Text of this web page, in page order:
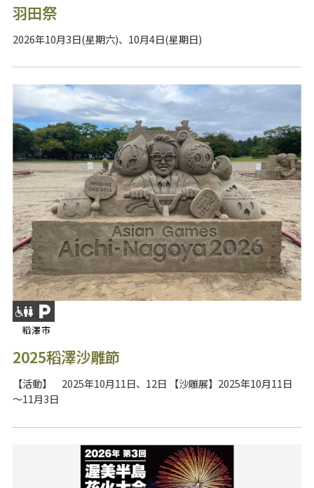
羽田祭
2026年10月3日(星期六)、10月4日(星期日)
稻澤市
2025稻澤沙雕節
【活動】 2025年10月11日、12日 【沙雕展】2025年10月11日
～11月3日